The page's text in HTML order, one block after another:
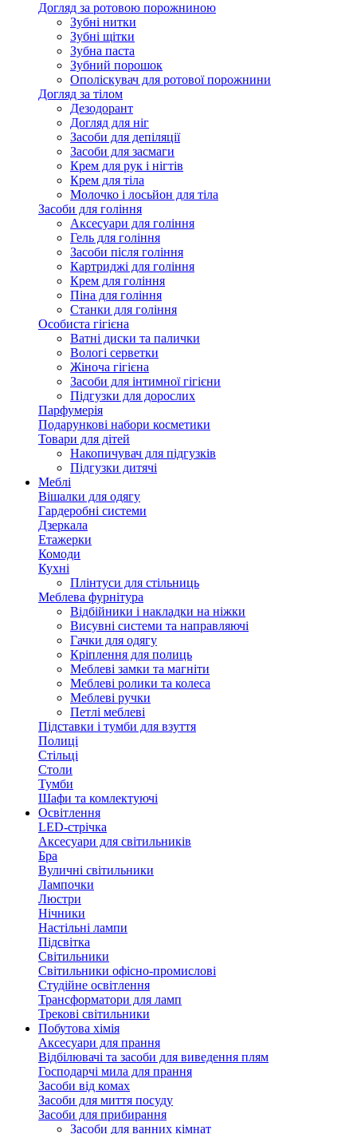
Догляд за ротовою порожниною
Зубні нитки
Зубні щітки
Зубна паста
Зубний порошок
Ополіскувач для ротової порожнини
Догляд за тілом
Дезодорант
Догляд для ніг
Засоби для депіляції
Засоби для засмаги
Крем для рук і нігтів
Крем для тіла
Молочко і лосьйон для тіла
Засоби для гоління
Аксесуари для гоління
Гель для гоління
Засоби після гоління
Картриджі для гоління
Крем для гоління
Піна для гоління
Станки для гоління
Особиста гігієна
Ватні диски та палички
Вологі серветки
Жіноча гігієна
Засоби для інтимної гігієни
Підгузки для дорослих
Парфумерія
Подарункові набори косметики
Товари для дітей
Накопичувач для підгузків
Підгузки дитячі
Меблі
Вішалки для одягу
Гардеробні системи
Дзеркала
Етажерки
Комоди
Кухні
Плінтуси для стільниць
Меблева фурнітура
Відбійники і накладки на ніжки
Висувні системи та направляючі
Гачки для одягу
Кріплення для полиць
Меблеві замки та магніти
Меблеві ролики та колеса
Меблеві ручки
Петлі меблеві
Підставки і тумби для взуття
Полиці
Стільці
Столи
Тумби
Шафи та комлектуючі
Освітлення
LED-стрічка
Аксесуари для світильників
Бра
Вуличні світильники
Лампочки
Люстри
Нічники
Настільні лампи
Підсвітка
Світильники
Світильники офісно-промислові
Студійне освітлення
Трансформатори для ламп
Трекові світильники
Побутова хімія
Аксесуари для прання
Відбілювачі та засоби для виведення плям
Господарчі мила для прання
Засоби від комах
Засоби для миття посуду
Засоби для прибирання
Засоби для ванних кімнат